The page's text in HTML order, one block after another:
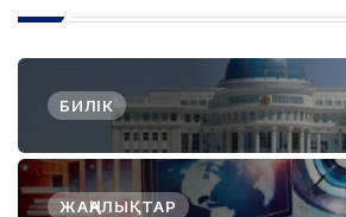
БИЛІК
ЖАҢАЛЫҚТАР